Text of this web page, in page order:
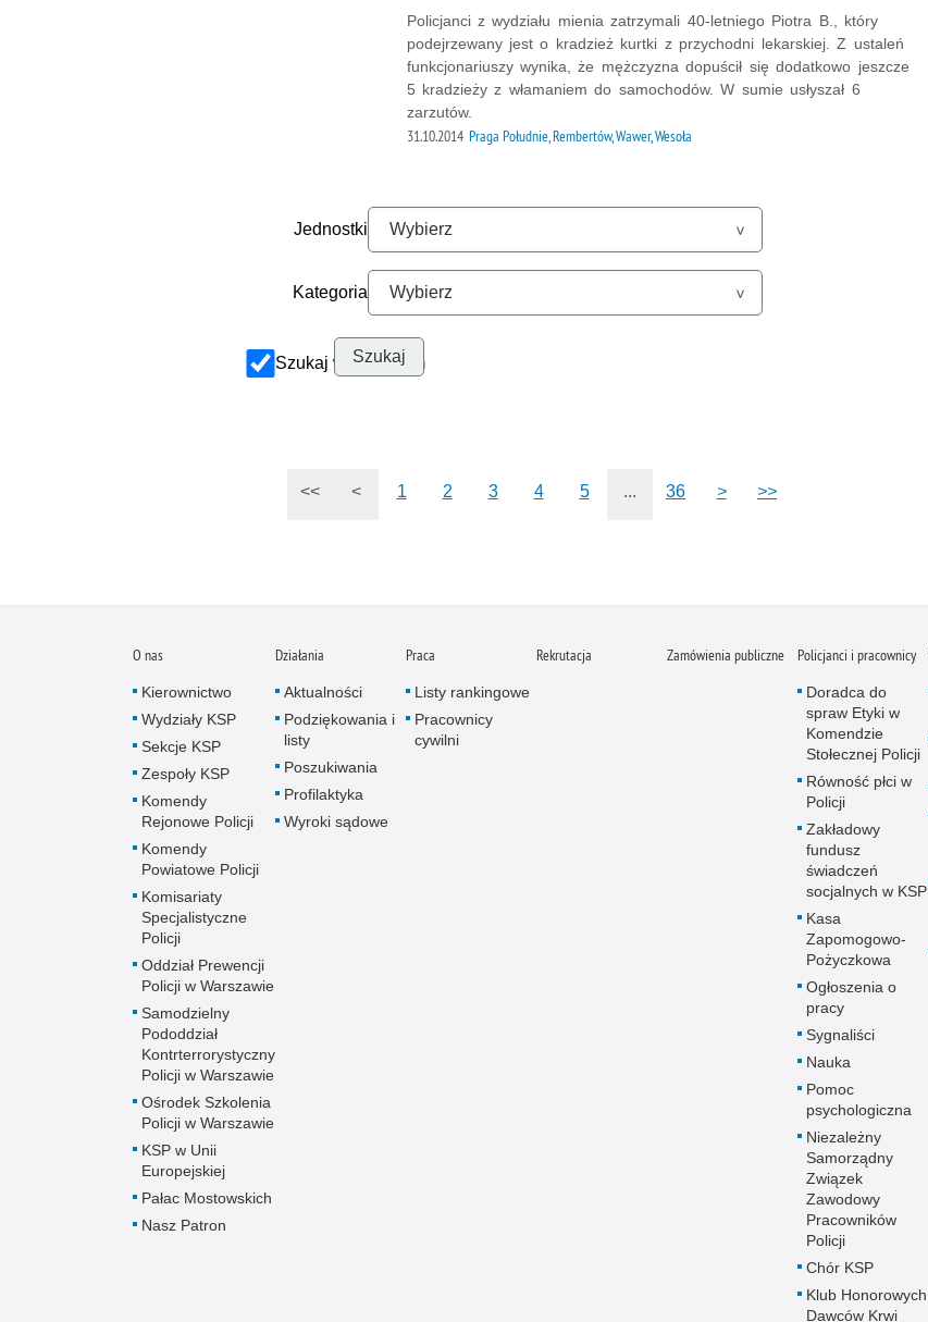
Policjanci z wydziału mienia zatrzymali 40-letniego Piotra B., który
podejrzewany jest o kradzież kurtki z przychodni lekarskiej. Z ustaleń
funkcjonariuszy wynika, że mężczyzna dopuścił się dodatkowo jeszcze
5 kradzieży z włamaniem do samochodów. W sumie usłyszał 6
zarzutów.
31.10.2014 Praga Południe, Rembertów, Wawer, Wesoła
Jednostki
Kategoria
Szukaj w archiwum
<< < 1 2 3 4 5 ... 36 > >>
O nas
Kierownictwo
Wydziały KSP
Sekcje KSP
Zespoły KSP
Komendy
Rejonowe Policji
Komendy
Powiatowe Policji
Komisariaty
Specjalistyczne
Policji
Oddział Prewencji
Policji w Warszawie
Samodzielny
Pododdział
Kontrterrorystyczny
Policji w Warszawie
Ośrodek Szkolenia
Policji w Warszawie
KSP w Unii
Europejskiej
Pałac Mostowskich
Nasz Patron
Działania
Aktualności
Podziękowania i
listy
Poszukiwania
Profilaktyka
Wyroki sądowe
Praca
Listy rankingowe
Pracownicy
cywilni
Rekrutacja Zamówienia publiczne Policjanci i pracownicy
Doradca do
spraw Etyki w
Komendzie
Stołecznej Policji
Równość płci w
Policji
Zakładowy
fundusz
świadczeń
socjalnych w KSP
Kasa
Zapomogowo-
Pożyczkowa
Ogłoszenia o
pracy
Sygnaliści
Nauka
Pomoc
psychologiczna
Niezależny
Samorządny
Związek
Zawodowy
Pracowników
Policji
Chór KSP
Klub Honorowych
Dawców Krwi